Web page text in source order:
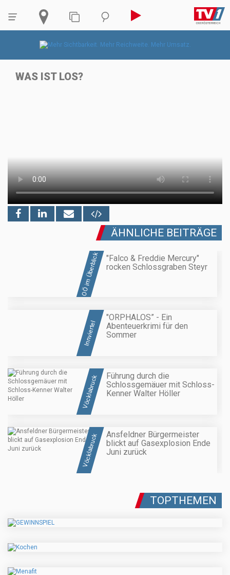
WAS IST LOS?
ÄHNLICHE BEITRÄGE
OÖ im Überblick
"Falco & Freddie Mercury"
rocken Schlossgraben Steyr
Innviertel
"ORPHALOS” - Ein
Abenteuerkrimi für den
Sommer
Vöcklabruck
Führung durch die
Schlossgemäuer mit Schloss-
Kenner Walter Höller
Vöcklabruck
Ansfeldner Bürgermeister
blickt auf Gasexplosion Ende
Juni zurück
TOPTHEMEN